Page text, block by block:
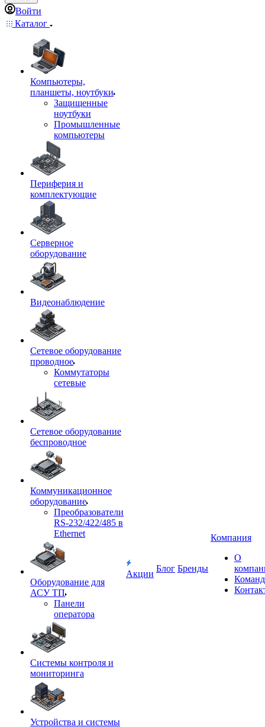
Войти
Каталог
Компьютеры,
планшеты, ноутбуки
Защищенные
ноутбуки
Промышленные
компьютеры
Периферия и
комплектующие
Серверное
оборудование
Видеонаблюдение
Сетевое оборудование
проводное
Коммутаторы
сетевые
Сетевое оборудование
беспроводное
Коммуникационное
оборудование
Преобразователи
RS-232/422/485 в
Ethernet
Оборудование для
АСУ ТП
Панели
оператора
Системы контроля и
мониторинга
Устройства и системы
Акции
Блог Бренды
Компания
О